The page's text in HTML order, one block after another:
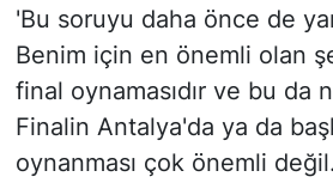
'Bu soruyu daha önce de
Benim için en önemli olan
final oynamasıdır ve bu da
Finalin Antalya'da ya da
oynanması çok önemli